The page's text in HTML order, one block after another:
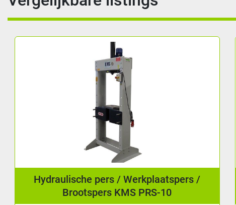
Hydraulische pers / Werkplaatspers /
Brootspers KMS PRS-10